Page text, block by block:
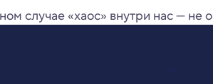
случае «хаос» внутри нас — не